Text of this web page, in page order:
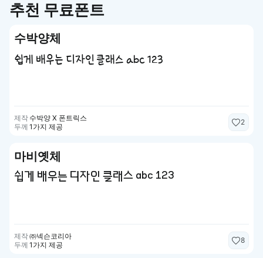
추천 무료폰트
수박양체
쉽게 배우는 디자인 클래스 abc 123
제작 수박양 X 폰트릭스
두께 1가지 제공
2
마비옛체
쉽게 배우는 디자인 클래스 abc 123
제작㈜넥슨코리아
두께 1가지 제공
8